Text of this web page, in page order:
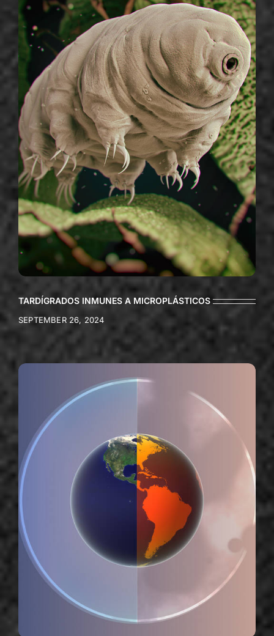
TARDÍGRADOS INMUNES A MICROPLÁSTICOS
SEPTEMBER 26, 2024